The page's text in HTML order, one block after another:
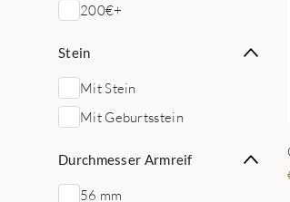
200€+
Stein
Mit Stein
Mit Geburtsstein
Durchmesser Armreif
56 mm